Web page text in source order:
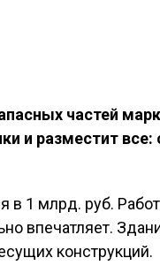
частей
и разместит все:
в 1 млрд. руб.
впечатляет.
конструкций.